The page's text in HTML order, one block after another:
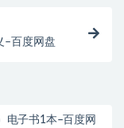
–百度网盘
电子书1本–百度网